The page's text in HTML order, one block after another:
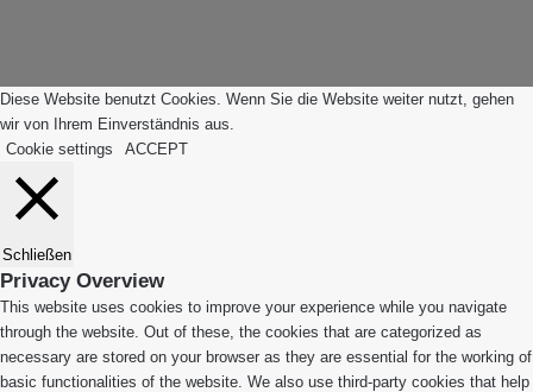
Diese Website benutzt Cookies. Wenn Sie die Website weiter nutzt, gehen
wir von Ihrem Einverständnis aus.
Cookie settings
ACCEPT
Schließen
Privacy Overview
This website uses cookies to improve your experience while you navigate
through the website. Out of these, the cookies that are categorized as
necessary are stored on your browser as they are essential for the working of
basic functionalities of the website. We also use third-party cookies that help